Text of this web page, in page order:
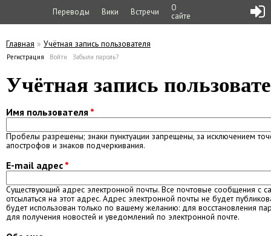
Переводы Вики Встречи
О
сайте
Вы здесь
Главная » Учётная запись пользователя
Регистрация (активная вкладка)
Войти Забыли пароль?
Учётная запись
Имя пользователя *
Пробелы разрешены; знаки пунктуации запрещены, за исключением
апострофов и знаков подчеркивания.
E-mail адрес *
Существующий адрес электронной почты. Все почтовые сообщения с
отсылаться на этот адрес. Адрес электронной почты не будет
будет использован только по вашему желанию: для восстановления
для получения новостей и уведомлений по электронной почте.